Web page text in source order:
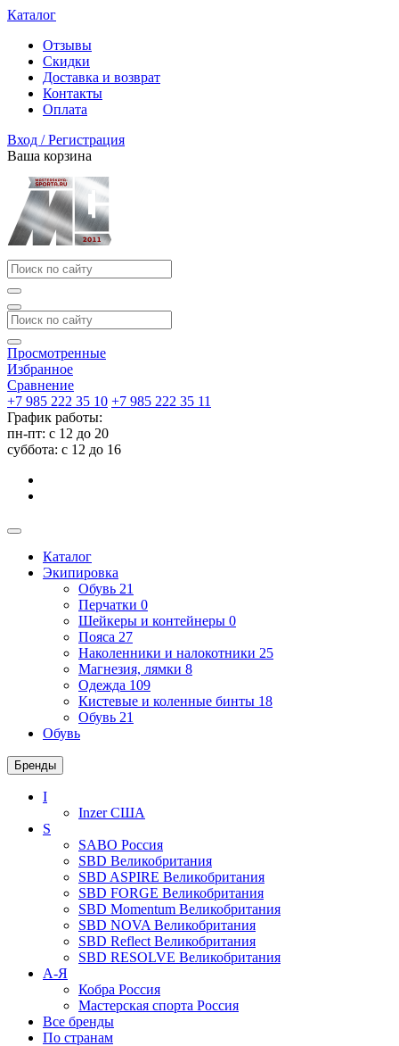
Каталог
Отзывы
Скидки
Доставка и возврат
Контакты
Оплата
Вход / Регистрация
Ваша корзина
Просмотренные
Избранное
Сравнение
+7 985 222 35 10 +7 985 222 35 11
График работы:
пн-пт: с 12 до 20
суббота: c 12 до 16
Каталог
Экипировка
Обувь 21
Перчатки 0
Шейкеры и контейнеры 0
Пояса 27
Наколенники и налокотники 25
Магнезия, лямки 8
Одежда 109
Кистевые и коленные бинты 18
Обувь 21
Обувь
Бренды
I
InzerСША
S
SABO Россия
SBD Великобритания
SBD ASPIRE Великобритания
SBD FORGE Великобритания
SBD Momentum Великобритания
SBD NOVA Великобритания
SBD Reflect Великобритания
SBD RESOLVE Великобритания
А-Я
Кобра Россия
Мастерская спорта Россия
Все бренды
По странам